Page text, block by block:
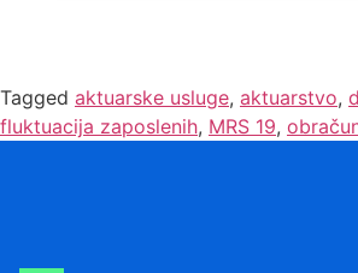
Tagged aktuarske usluge, aktuarstvo,
fluktuacija zaposlenih, MRS 19,